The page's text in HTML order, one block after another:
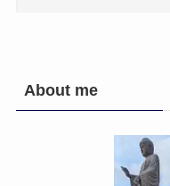
About me